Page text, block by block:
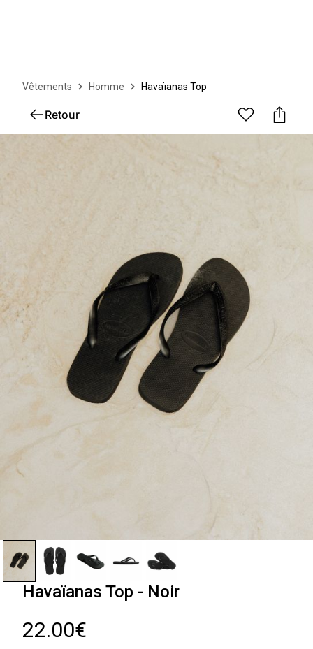
Vêtements Homme Havaïanas Top
Retour
Havaïanas Top - Noir
22.00€